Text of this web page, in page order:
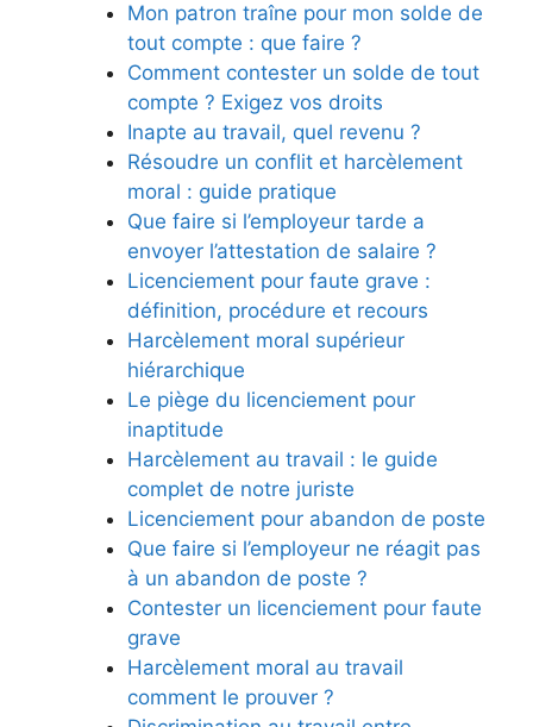
Mon patron traîne pour mon solde de
tout compte : que faire ?
Comment contester un solde de tout
compte ? Exigez vos droits
Inapte au travail, quel revenu ?
Résoudre un conflit et harcèlement
moral : guide pratique
Que faire si l’employeur tarde a
envoyer l’attestation de salaire ?
Licenciement pour faute grave :
définition, procédure et recours
Harcèlement moral supérieur
hiérarchique
Le piège du licenciement pour
inaptitude
Harcèlement au travail : le guide
complet de notre juriste
Licenciement pour abandon de poste
Que faire si l’employeur ne réagit pas
à un abandon de poste ?
Contester un licenciement pour faute
grave
Harcèlement moral au travail
comment le prouver ?